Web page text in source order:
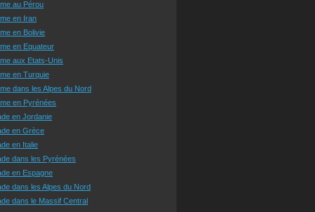
au Pérou
en Iran
en Bolivie
en Equateur
aux Etats-Unis
en Turquie
dans les Alpes du Nord
en Pyrénées
en Jordanie
en Grèce
en Italie
dans les Pyrénées
en Espagne
dans les Alpes du Nord
dans le Massif Central